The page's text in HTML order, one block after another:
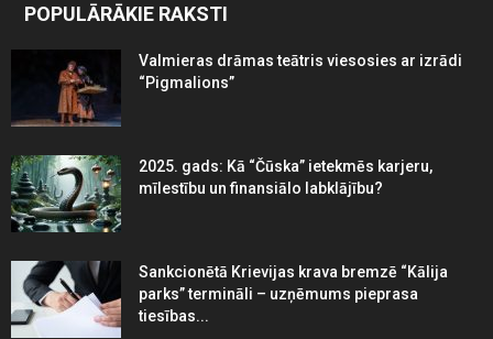
POPULĀRĀKIE RAKSTI
Valmieras drāmas teātris viesosies ar izrādi
“Pigmalions”
2025. gads: Kā “Čūska” ietekmēs karjeru,
mīlestību un finansiālo labklājību?
Sankcionētā Krievijas krava bremzē “Kālija
parks” termināli – uzņēmums pieprasa
tiesības...